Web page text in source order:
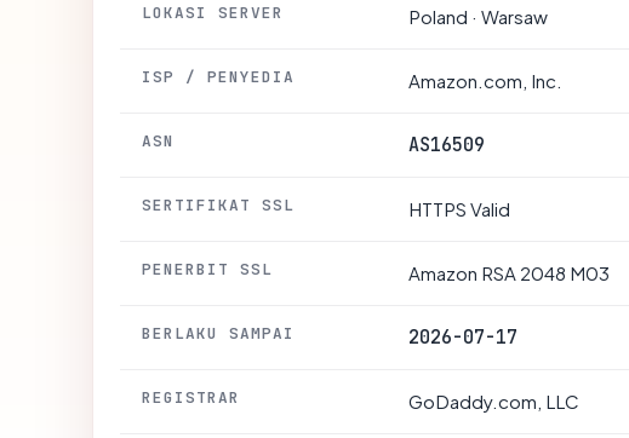
LOKASI SERVER Poland · Warsaw
ISP / PENYEDIA Amazon.com, Inc.
ASN AS16509
SERTIFIKAT SSL HTTPS Valid
PENERBIT SSL Amazon RSA 2048 M03
BERLAKU SAMPAI 2026-07-17
REGISTRAR GoDaddy.com, LLC